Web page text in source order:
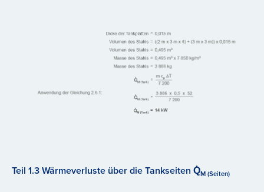
Teil 1.3 Wärmeverluste über die Tankseiten Q̇M (Seiten)